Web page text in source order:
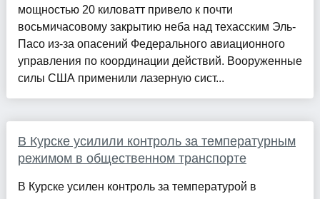
мощностью 20 киловатт привело к почти
восьмичасовому закрытию неба над техасским Эль-
Пасо из-за опасений Федерального авиационного
управления по координации действий. Вооруженные
силы США применили лазерную сист...
В Курске усилили контроль за температурным
режимом в общественном транспорте
В Курске усилен контроль за температурой в